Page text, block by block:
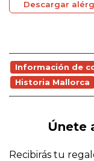
Descargar
Información de
Historia Mallorca
Únete
Recibirás tu